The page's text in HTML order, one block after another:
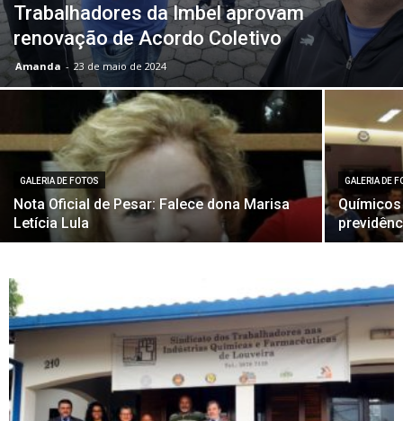
Trabalhadores da Imbel aprovam
renovação de Acordo Coletivo
Amanda - 23 de maio de 2024
GALERIA DE FOTOS
Nota Oficial de Pesar: Falece dona Marisa
Letícia Lula
GALERIA DE